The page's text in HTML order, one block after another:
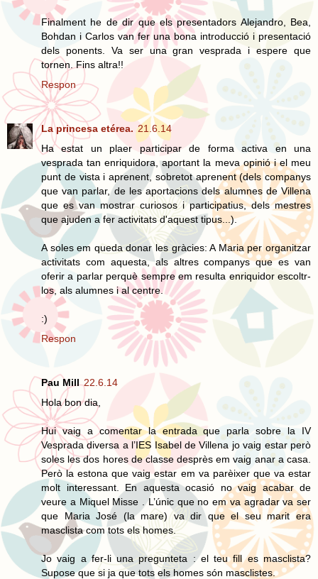
Finalment he de dir que els presentadors Alejandro, Bea,
Bohdan i Carlos van fer una bona introducció i presentació
dels ponents. Va ser una gran vesprada i espere que
tornen. Fins altra!!
Respon
La princesa etérea. 21.6.14
Ha estat un plaer participar de forma activa en una
vesprada tan enriquidora, aportant la meva opinió i el meu
punt de vista i aprenent, sobretot aprenent (dels companys
que van parlar, de les aportacions dels alumnes de Villena
que es van mostrar curiosos i participatius, dels mestres
que ajuden a fer activitats d'aquest tipus...).
A soles em queda donar les gràcies: A Maria per organitzar
activitats com aquesta, als altres companys que es van
oferir a parlar perquè sempre em resulta enriquidor escoltr-
los, als alumnes i al centre.
:)
Respon
Pau Mill 22.6.14
Hola bon dia,
Hui vaig a comentar la entrada que parla sobre la IV
Vesprada diversa a l’IES Isabel de Villena jo vaig estar però
soles les dos hores de classe desprès em vaig anar a casa.
Però la estona que vaig estar em va parèixer que va estar
molt interessant. En aquesta ocasió no vaig acabar de
veure a Miquel Misse . L’únic que no em va agradar va ser
que Maria José (la mare) va dir que el seu marit era
masclista com tots els homes.
Jo vaig a fer-li una pregunteta : el teu fill es masclista?
Supose que si ja que tots els homes són masclistes.